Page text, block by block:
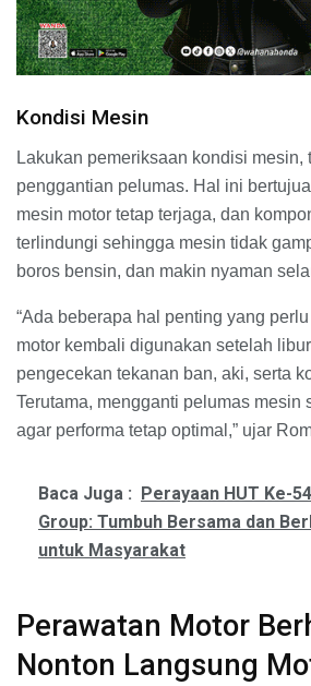
Kondisi Mesin
Lakukan pemeriksaan kondisi mesin,
penggantian pelumas. Hal ini
mesin motor tetap terjaga, dan
terlindungi sehingga mesin tidak
boros bensin, dan makin nyaman
“Ada beberapa hal penting yang
motor kembali digunakan setelah
pengecekan tekanan ban, aki, serta
Terutama, mengganti pelumas mesin
agar performa tetap optimal,” ujar
Baca Juga : Perayaan HUT Ke-
Group: Tumbuh Bersama dan
untuk Masyarakat
Perawatan Motor
Nonton Langsung